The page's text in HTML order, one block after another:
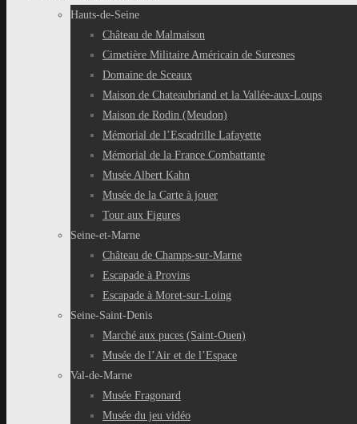
Hauts-de-Seine
Château de Malmaison
Cimetière Militaire Américain de Suresnes
Domaine de Sceaux
Maison de Chateaubriand et la Vallée-aux-Loups
Maison de Rodin (Meudon)
Mémorial de l’Escadrille Lafayette
Mémorial de la France Combattante
Musée Albert Kahn
Musée de la Carte à jouer
Tour aux Figures
Seine-et-Marne
Château de Champs-sur-Marne
Escapade à Provins
Escapade à Moret-sur-Loing
Seine-Saint-Denis
Marché aux puces (Saint-Ouen)
Musée de l’Air et de l’Espace
Val-de-Marne
Musée Fragonard
Musée du jeu vidéo